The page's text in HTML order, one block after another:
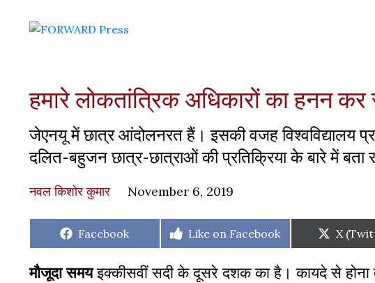
हमारे लोकतांत्रिक अधिकारों का हनन
जेएनयू में छात्र आंदोलनरत हैं। इसकी वजह विश्वविद्यालय
दलित-बहुजन छात्र-छात्राओं की प्रतिक्रिया के बारे में बता
नवल किशोर कुमार November 6, 2019
Share
Facebook
Share
Like on Facebook
Share
on
X
मौजूदा समयइक्कीसवीं सदी के दूसरे दशक का है। कायदे से होना